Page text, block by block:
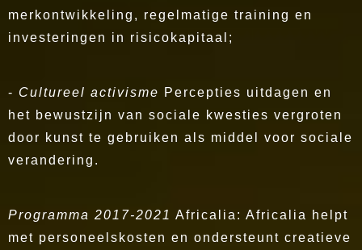
merkontwikkeling, regelmatige training en
investeringen in risicokapitaal;
- Cultureel activisme Percepties uitdagen en
het bewustzijn van sociale kwesties vergroten
door kunst te gebruiken als middel voor sociale
verandering.
Programma 2017-2021 Africalia: Africalia helpt
met personeelskosten en ondersteunt creatieve